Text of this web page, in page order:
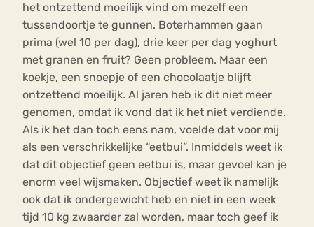
het ontzettend moeilijk vind om mezelf een
tussendoortje te gunnen. Boterhammen gaan
prima (wel 10 per dag), drie keer per dag yoghurt
met granen en fruit? Geen probleem. Maar een
koekje, een snoepje of een chocolaatje blijft
ontzettend moeilijk. Al jaren heb ik dit niet meer
genomen, omdat ik vond dat ik het niet verdiende.
Als ik het dan toch eens nam, voelde dat voor mij
als een verschrikkelijke “eetbui”. Inmiddels weet ik
dat dit objectief geen eetbui is, maar gevoel kan je
enorm veel wijsmaken. Objectief weet ik namelijk
ook dat ik ondergewicht heb en niet in een week
tijd 10 kg zwaarder zal worden, maar toch geef ik